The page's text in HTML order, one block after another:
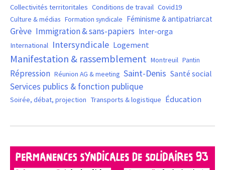
Collectivités territoritales Conditions de travail Covid19
Culture & médias Formation syndicale Féminisme & antipatriarcat
Grève Immigration & sans-papiers Inter-orga
International Intersyndicale Logement
Manifestation & rassemblement Montreuil Pantin
Répression Réunion AG & meeting Saint-Denis Santé social
Services publics & fonction publique
Soirée, débat, projection Transports & logistique Éducation